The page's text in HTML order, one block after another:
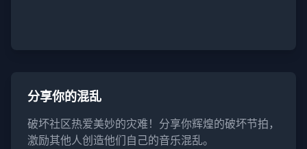
分享你的混乱
破坏社区热爱美妙的灾难！分享你辉煌的破坏节拍，
激励其他人创造他们自己的音乐混乱。